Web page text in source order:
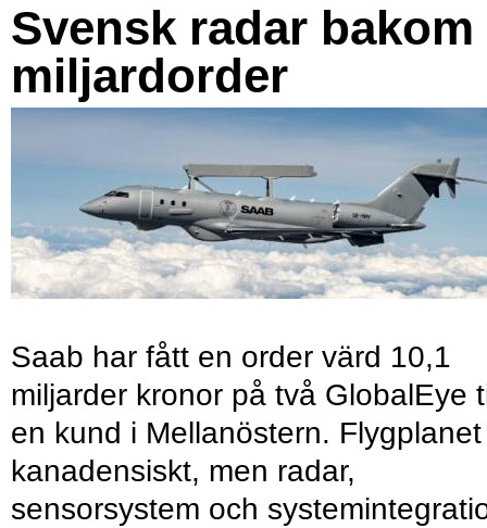
Svensk radar bakom
miljardorder
Saab har fått en order värd 10,1
miljarder kronor på två GlobalEye
en kund i Mellanöstern.
kanadensiskt, men radar,
sensorsystem och